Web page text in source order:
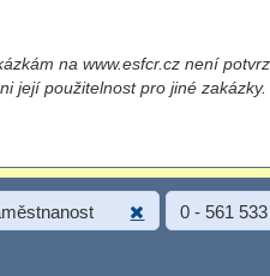
na www.esfcr.cz není
její použitelnost pro jiné zakázky.
0 - 561